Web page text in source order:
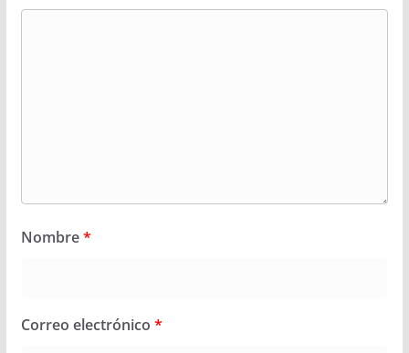
Nombre*
Correo electrónico *